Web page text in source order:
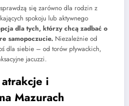
się zarówno dla rodzin z
spokoju lub aktywnego
dla tych, którzy chcą zadbać o
samopoczucie. Niezależnie od
dla siebie – od torów pływackich,
jacuzzi.
i
Mazurach